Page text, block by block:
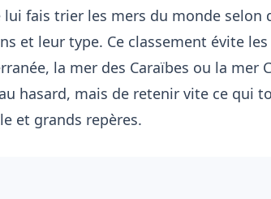
fais trier les mers du monde selon
et leur type. Ce classement évite
la mer des Caraïbes ou la mer
hasard, mais de retenir vite ce qui
et grands repères.